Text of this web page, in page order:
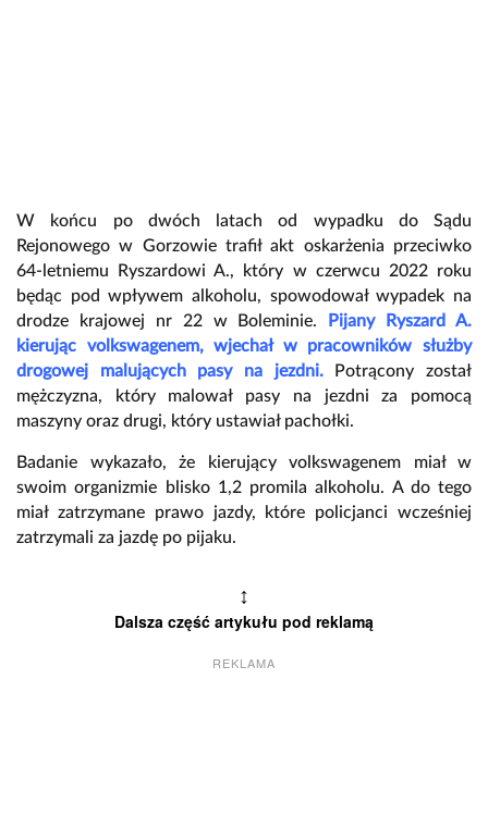
W końcu po dwóch latach od wypadku do Sądu
Rejonowego w Gorzowie trafił akt oskarżenia przeciwko
64-letniemu Ryszardowi A., który w czerwcu 2022 roku
będąc pod wpływem alkoholu, spowodował wypadek na
drodze krajowej nr 22 w Boleminie. Pijany Ryszard A.
kierując volkswagenem, wjechał w pracowników służby
drogowej malujących pasy na jezdni.Potrącony został
mężczyzna, który malował pasy na jezdni za pomocą
maszyny oraz drugi, który ustawiał pachołki.
Badanie wykazało, że kierujący volkswagenem miał w
swoim organizmie blisko 1,2 promila alkoholu. A do tego
miał zatrzymane prawo jazdy, które policjanci wcześniej
zatrzymali za jazdę po pijaku.
↕
Dalsza część artykułu pod reklamą
REKLAMA